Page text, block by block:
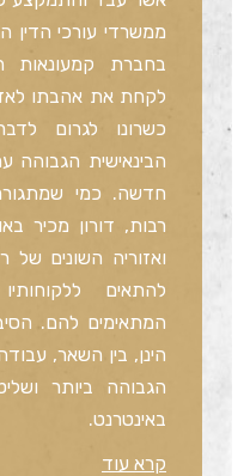
ממשרדי עורכי הדין
בחברת קמעונאות
לקחת את אהבתו
כשרונו לגרום
הבינאישית הגבוהה
חדשה. כמי
רבות, דורון מכיר
ואזוריה השונים של
להתאים
המתאימים להם.
הינן, בין השאר,
הגבוהה ביותר
באינטרנט.
קרא עוד